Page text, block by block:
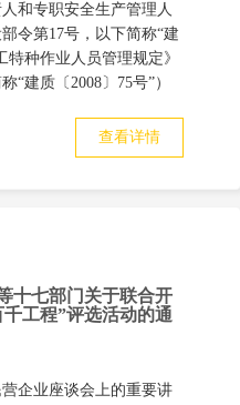
和专职安全生产管理人
令第17号， 以下简称“建
种作业人员管理规定》
“建质〔2008〕75号”）
查看详情
十七部门关于联合开
工程”评选活动的通
企业座谈会上的重要讲